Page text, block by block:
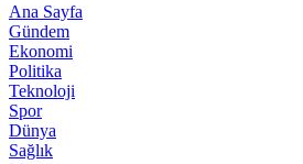
Ana Sayfa
Gündem
Ekonomi
Politika
Teknoloji
Spor
Dünya
Sağlık